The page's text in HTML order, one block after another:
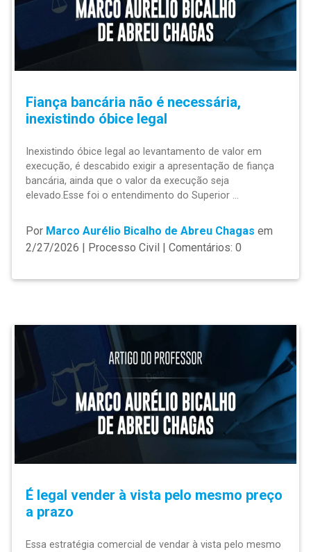
Fiança bancária não é necessária,
inexistindo óbice legal
Inexistindo óbice legal ao levantamento de valor em
execução, é descabido exigir a apresentação de fiança
bancária, ainda que o valor da execução seja
elevado.Esse foi o entendimento do Superior ...
Por Marco Aurélio Bicalho de Abreu Chagas em
2/27/2026 | Processo Civil | Comentários: 0
É legal vender à vista pelo mesmo preço
a prazo
Essa estratégia comercial de vendar à vista pelo mesmo